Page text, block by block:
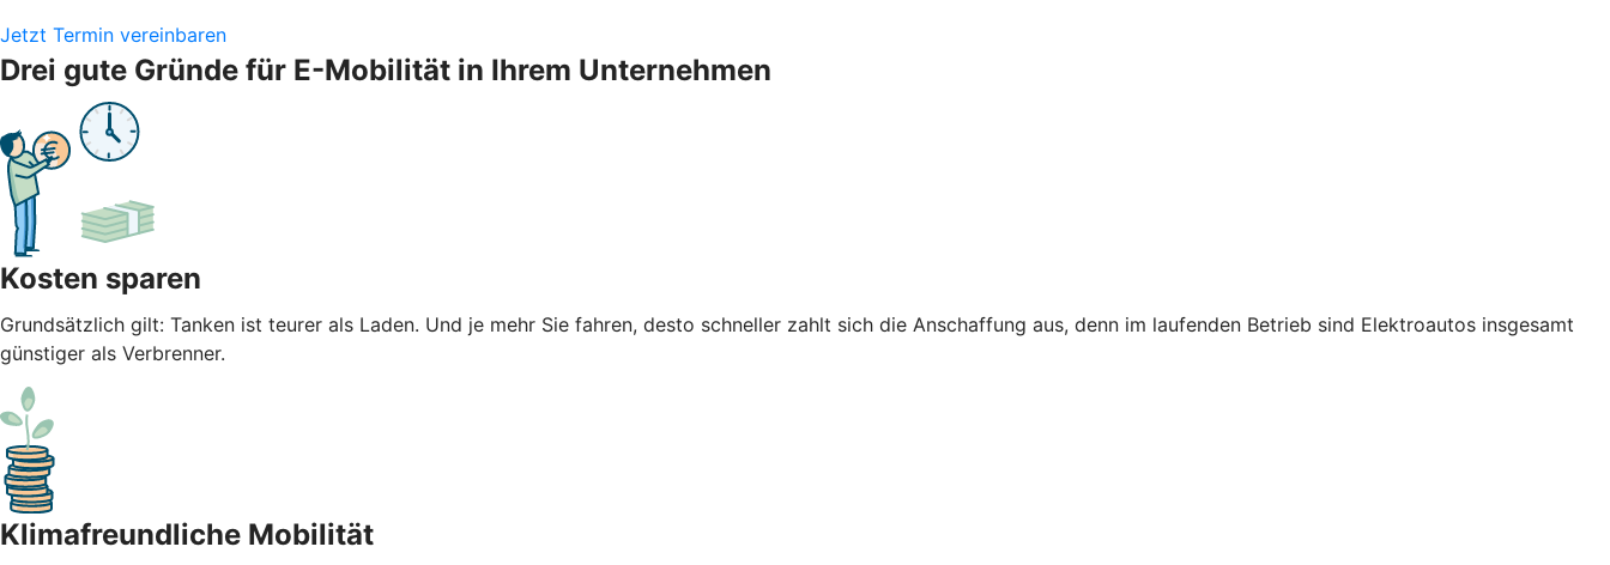
Jetzt Termin vereinbaren
Drei gute Gründe für E-Mobilität in Ihrem Unternehmen
Kosten sparen
Grundsätzlich gilt: Tanken ist teurer als Laden. Und je mehr Sie fahren, desto schneller zahlt sich die Anschaffung aus, denn im laufenden Betrieb sind Elektroautos insgesamt
günstiger als Verbrenner.
Klimafreundliche Mobilität